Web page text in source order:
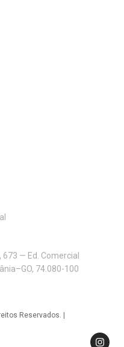
673 — Ed. Comercial
74.080-100
Reservados. |